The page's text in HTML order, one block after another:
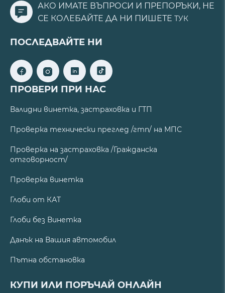
АКО ИМАТЕ ВЪПРОСИ И ПРЕПОРЪКИ, НЕ
СЕ КОЛЕБАЙТЕ ДА НИ ПИШЕТЕ ТУК
ПОСЛЕДВАЙТЕ НИ
ПРОВЕРИ ПРИ НАС
Валидни винетка, застраховка и ГТП
Проверка технически преглед /гтп/ на МПС
Проверка на застраховка /Гражданска
отговорност/
Проверка винетка
Глоби от КАТ
Глоби без Винетка
Данък на Вашия автомобил
Пътна обстановка
КУПИ ИЛИ ПОРЪЧАЙ ОНЛАЙН